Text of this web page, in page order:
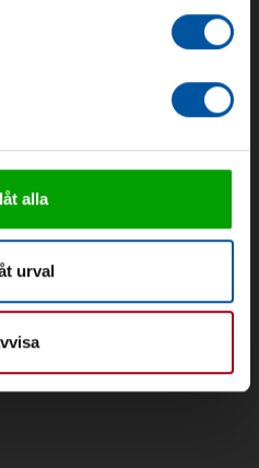
alla
urval